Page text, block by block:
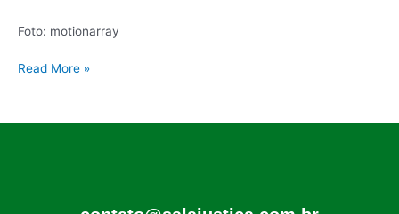
Foto: motionarray
Read More »